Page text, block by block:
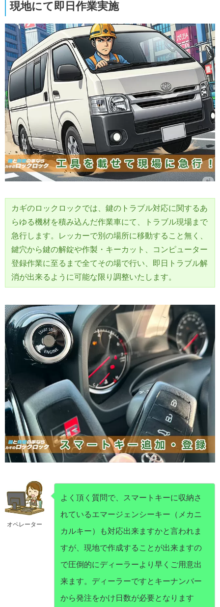
現地にて即日作業実施
カギのロックロックでは、鍵のトラブル対応に関するあ
らゆる機材を積み込んだ作業車にて、トラブル現場まで
急行します。レッカーで別の場所に移動すること無く、
鍵穴から鍵の解錠や作製・キーカット、コンピューター
登録作業に至るまで全てその場で行い、即日トラブル解
消が出来るように可能な限り調整いたします。
オペレーター
よく頂く質問で、スマートキーに収納さ
れているエマージェンシーキー（メカニ
カルキー）も対応出来ますかと言われま
すが、現地で作成することが出来ますの
で圧倒的にディーラーより早くご用意出
来ます。ディーラーですとキーナンバー
から発注をかけ日数が必要となります